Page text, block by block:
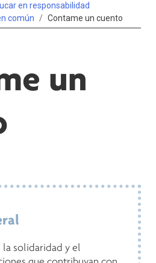
en responsabilidad
común
Contame un cuento
un
la solidaridad y el